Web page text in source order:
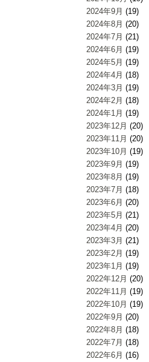
2024年9月 (19)
2024年8月 (20)
2024年7月 (21)
2024年6月 (19)
2024年5月 (19)
2024年4月 (18)
2024年3月 (19)
2024年2月 (18)
2024年1月 (19)
2023年12月 (20)
2023年11月 (20)
2023年10月 (19)
2023年9月 (19)
2023年8月 (19)
2023年7月 (18)
2023年6月 (20)
2023年5月 (21)
2023年4月 (20)
2023年3月 (21)
2023年2月 (19)
2023年1月 (19)
2022年12月 (20)
2022年11月 (19)
2022年10月 (19)
2022年9月 (20)
2022年8月 (18)
2022年7月 (18)
2022年6月 (16)